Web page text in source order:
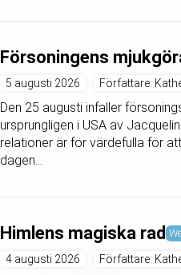
Försoningens
5 augusti 2026 Författare:
Den 25 augusti infaller
ursprungligen i USA av
relationer är för värdefulla för
dagen...
Himlens magiska rad
4 augusti 2026 Författare: